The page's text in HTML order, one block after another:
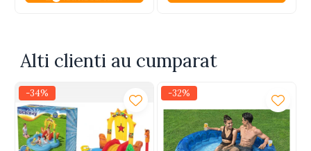
Alti clienti au cumparat
-34% -32%